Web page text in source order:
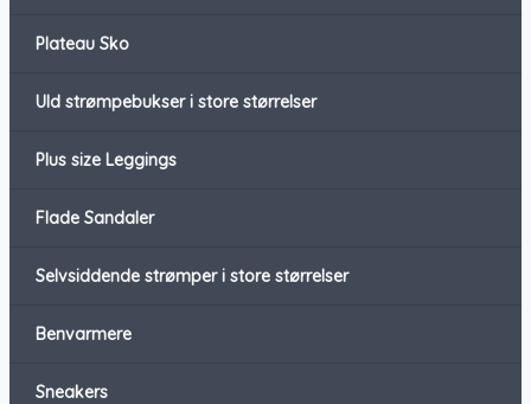
Plateau Sko
Uld strømpebukser i store størrelser
Plus size Leggings
Flade Sandaler
Selvsiddende strømper i store størrelser
Benvarmere
Sneakers